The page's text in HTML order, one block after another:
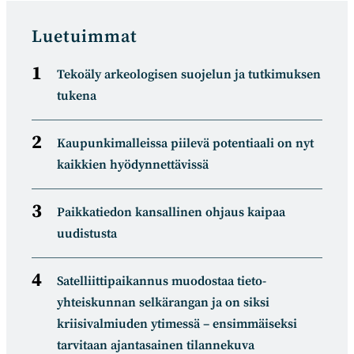
Luetuimmat
Tekoäly arkeologisen suojelun ja tutkimuksen
tukena
Kaupunkimalleissa piilevä potentiaali on nyt
kaikkien hyödynnettävissä
Paikkatiedon kansallinen ohjaus kaipaa
uudistusta
Satelliitti­paikannus muodostaa tieto­
yhteiskunnan selkä­rangan ja on siksi
kriisivalmiuden ytimessä – ensimmäiseksi
tarvitaan ajantasainen tilannekuva